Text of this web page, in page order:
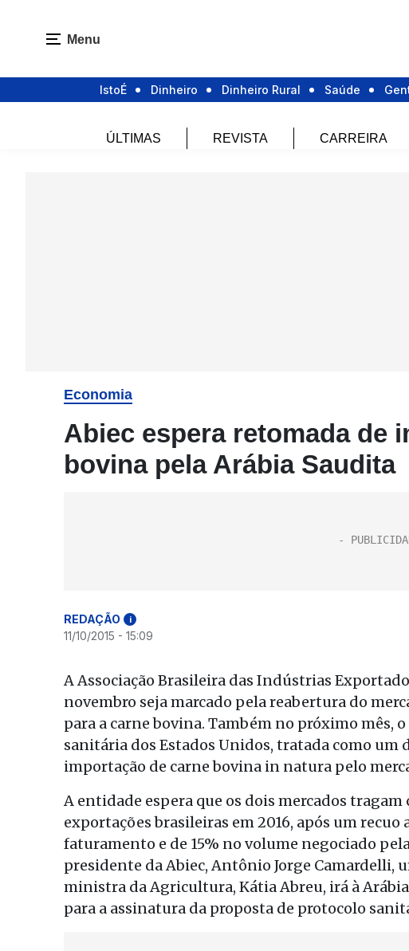
Menu
IstoÉ Dinheiro Dinheiro Rural Saúde
ÚLTIMAS REVISTA CARREIRA
Economia
Abiec espera retomada de
bovina pela Arábia Saudita
REDAÇÃO i
11/10/2015 - 15:09
A Associação Brasileira das Indústrias
novembro seja marcado pela reabertura do
para a carne bovina. Também no próximo mês,
sanitária dos Estados Unidos, tratada como um
importação de carne bovina in natura pelo
A entidade espera que os dois mercados
exportações brasileiras em 2016, após um
faturamento e de 15% no volume negociado
presidente da Abiec, Antônio Jorge Camardelli,
ministra da Agricultura, Kátia Abreu, irá à
para a assinatura da proposta de protocolo